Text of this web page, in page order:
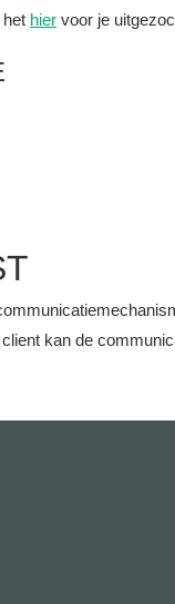
het hier voor je
kan de